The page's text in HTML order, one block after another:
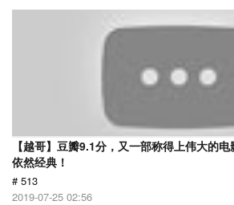
【越哥】豆瓣9.1分，又一部称得上伟大的
依然经典！
# 513
2019-07-25 02:56